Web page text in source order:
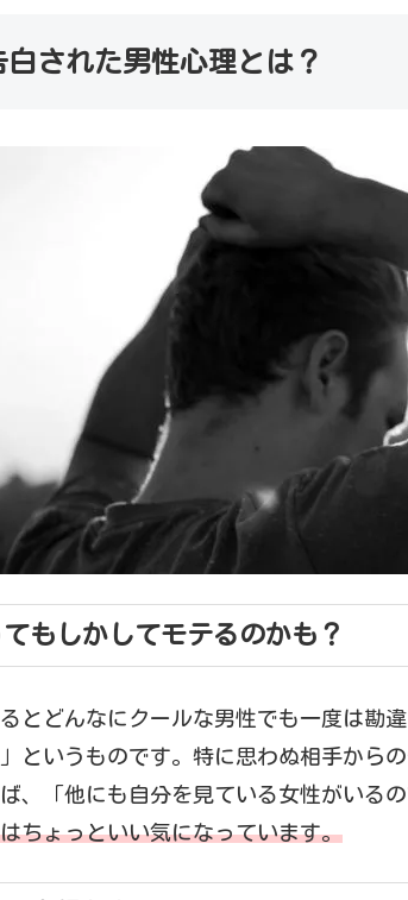
白された男性心理とは？
もしかしてモテるのかも？
とどんなにクールな男性でも一度は勘
というものです。特に思わぬ相手から
、「他にも自分を見ている女性がいる
ちょっといい気になっています。